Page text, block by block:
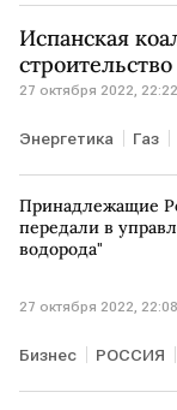
атомная
Испанская
27 октября 2022, 22:22
Энергетика Газ
газопровод
Принадлежащие
передали в
водорода"
27 октября 2022, 22:08
Бизнес РОССИЯ